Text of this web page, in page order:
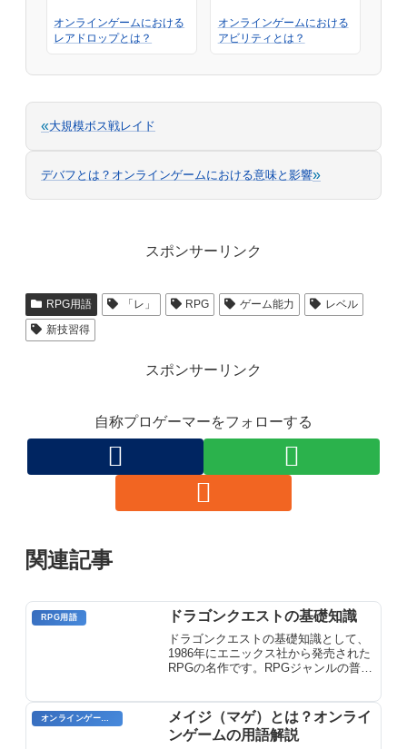
オンラインゲームにおける
レアドロップとは？
オンラインゲームにおける
アビリティとは？
«大規模ボス戦レイド
デバフとは？オンラインゲームにおける意味と影響»
スポンサーリンク
RPG用語 「レ」 RPG ゲーム能力
レベル
新技習得
スポンサーリンク
自称プロゲーマーをフォローする
関連記事
RPG用語 ドラゴンクエストの基礎知識
ドラゴンクエストの基礎知識として、
1986年にエニックス社から発売された
RPGの名作です。RPGジャンルの普及
の略称で親しまれています。
メイジ（マゲ）とは？オンライ
ンゲームの用語解説